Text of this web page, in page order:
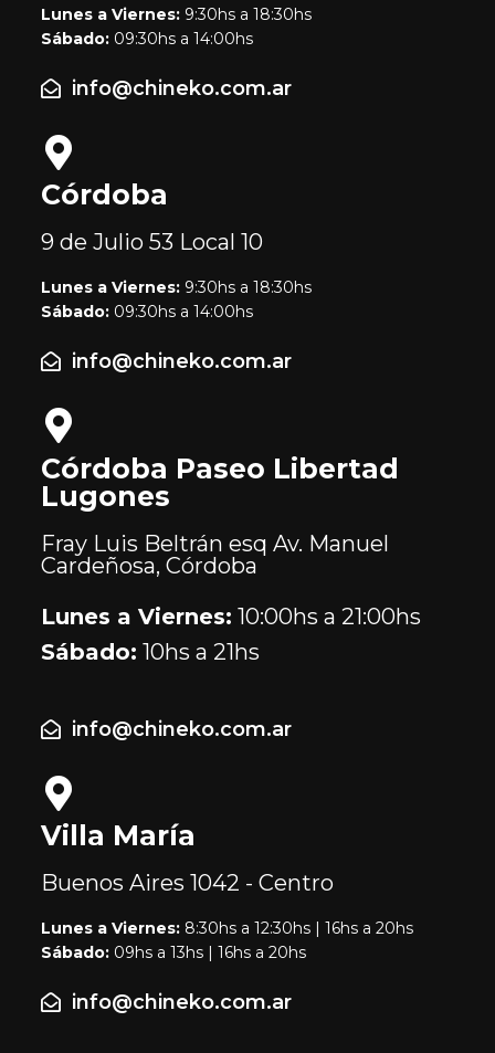
Lunes a Viernes: 9:30hs a 18:30hs
Sábado: 09:30hs a 14:00hs
info@chineko.com.ar
Córdoba
9 de Julio 53 Local 10
Lunes a Viernes: 9:30hs a 18:30hs
Sábado: 09:30hs a 14:00hs
info@chineko.com.ar
Córdoba Paseo Libertad
Lugones
Fray Luis Beltrán esq Av. Manuel
Cardeñosa, Córdoba
Lunes a Viernes: 10:00hs a 21:00hs
Sábado: 10hs a 21hs
info@chineko.com.ar
Villa María
Buenos Aires1042 - Centro
Lunes a Viernes: 8:30hs a 12:30hs | 16hs a 20hs
Sábado: 09hs a 13hs | 16hs a 20hs
info@chineko.com.ar